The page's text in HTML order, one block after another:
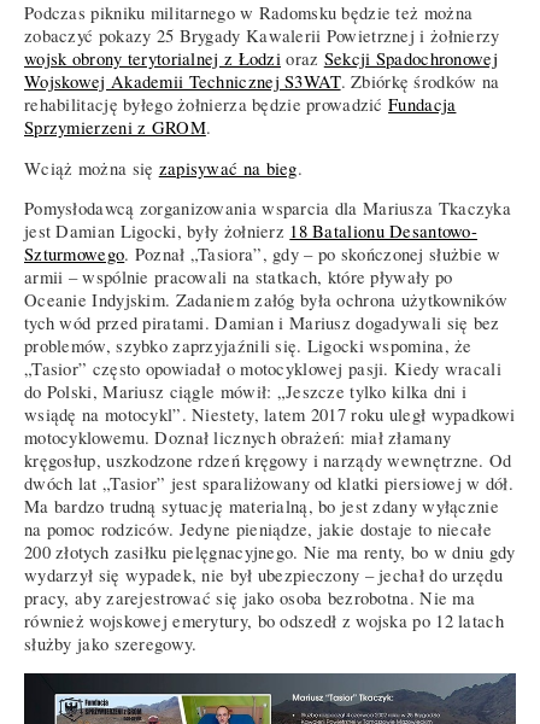
Podczas pikniku militarnego w Radomsku będzie też można
zobaczyć pokazy 25 Brygady Kawalerii Powietrznej i żołnierzy
wojsk obrony terytorialnej z Łodzioraz Sekcji Spadochronowej
Wojskowej Akademii Technicznej S3WAT. Zbiórkę środków na
rehabilitację byłego żołnierza będzie prowadzićFundacja
Sprzymierzeni z GROM.
Wciąż można się zapisywać na bieg.
Pomysłodawcą zorganizowania wsparcia dla Mariusza Tkaczyka
jest Damian Ligocki, były żołnierz 18 Batalionu Desantowo-
Szturmowego. Poznał „Tasiora”, gdy – po skończonej służbie w
armii – wspólnie pracowali na statkach, które pływały po
Oceanie Indyjskim. Zadaniem załóg była ochrona użytkowników
tych wód przed piratami. Damian i Mariusz dogadywali się bez
problemów, szybko zaprzyjaźnili się. Ligocki wspomina, że
„Tasior” często opowiadał o motocyklowej pasji. Kiedy wracali
do Polski, Mariusz ciągle mówił: „Jeszcze tylko kilka dni i
wsiądę na motocykl”. Niestety, latem 2017 roku uległ wypadkowi
motocyklowemu. Doznał licznych obrażeń: miał złamany
kręgosłup, uszkodzone rdzeń kręgowy i narządy wewnętrzne. Od
dwóch lat „Tasior” jest sparaliżowany od klatki piersiowej w dół.
Ma bardzo trudną sytuację materialną, bo jest zdany wyłącznie
na pomoc rodziców. Jedyne pieniądze, jakie dostaje to niecałe
200 złotych zasiłku pielęgnacyjnego. Nie ma renty, bo w dniu gdy
wydarzył się wypadek, nie był ubezpieczony – jechał do urzędu
pracy, aby zarejestrować się jako osoba bezrobotna. Nie ma
również wojskowej emerytury, bo odszedł z wojska po 12 latach
służby jako szeregowy.